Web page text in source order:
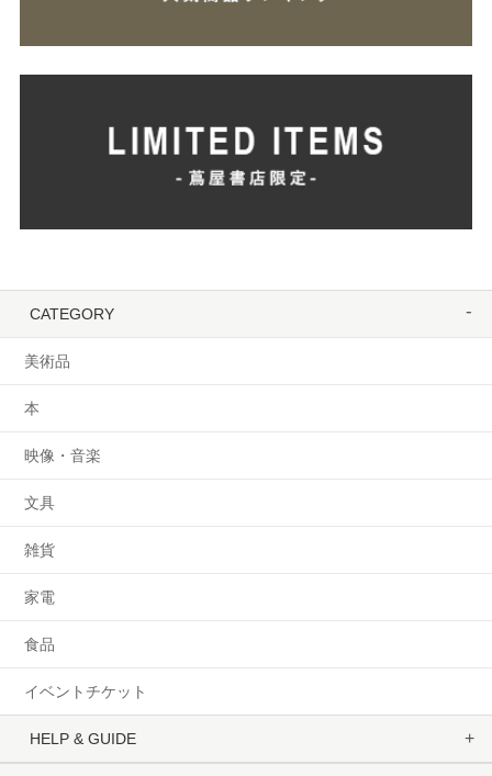
CATEGORY
美術品
本
映像・音楽
文具
雑貨
家電
食品
イベントチケット
HELP & GUIDE